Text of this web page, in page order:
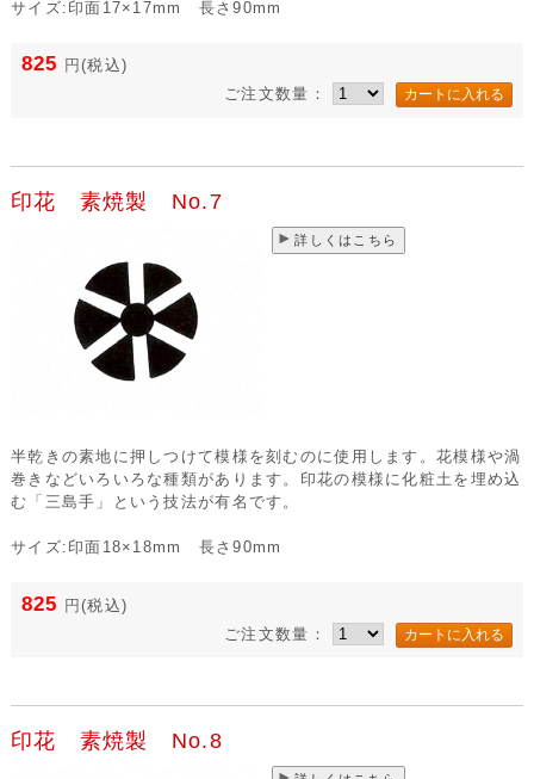
サイズ:印面17×17mm 長さ90mm
825 円 (税込)
ご注文数量：
印花 素焼製 No.7
詳しくはこちら
半乾きの素地に押しつけて模様を刻むのに使用します。花模様や渦
巻きなどいろいろな種類があります。印花の模様に化粧土を埋め込
む「三島手」という技法が有名です。
サイズ:印面18×18mm 長さ90mm
825 円(税込)
ご注文数量：
印花 素焼製 No.8